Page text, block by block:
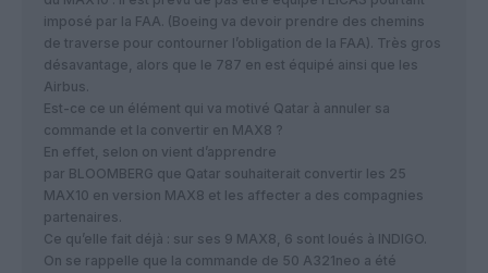
imposé par la FAA. (Boeing va devoir prendre des chemins
de traverse pour contourner l’obligation de la FAA). Très gros
désavantage, alors que le 787 en est équipé ainsi que les
Airbus.
Est-ce ce un élément qui va motivé Qatar à annuler sa
commande et la convertir en MAX8 ?
En effet, selon on vient d’apprendre
par BLOOMBERG que Qatar souhaiterait convertir les 25
MAX10 en version MAX8 et les affecter a des compagnies
partenaires.
Ce qu’elle fait déjà : sur ses 9 MAX8, 6 sont loués à INDIGO.
On se rappelle que la commande de 50 A321neo a été